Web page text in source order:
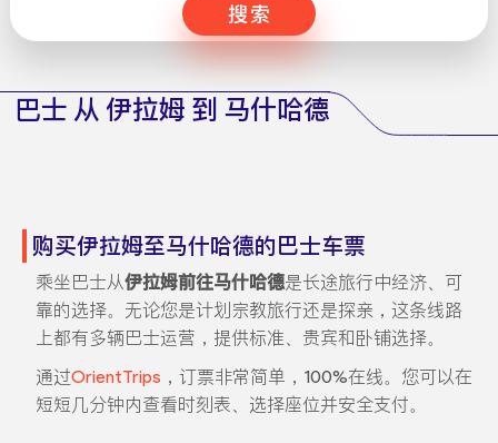
搜索
巴士 从 伊拉姆 到 马什哈德
购买伊拉姆至马什哈德的巴士车票
乘坐巴士从伊拉姆前往马什哈德是长途旅行中经济、可
靠的选择。无论您是计划宗教旅行还是探亲，这条线路
上都有多辆巴士运营，提供标准、贵宾和卧铺选择。
通过OrientTrips ，订票非常简单，100%在线。您可以在
短短几分钟内查看时刻表、选择座位并安全支付。